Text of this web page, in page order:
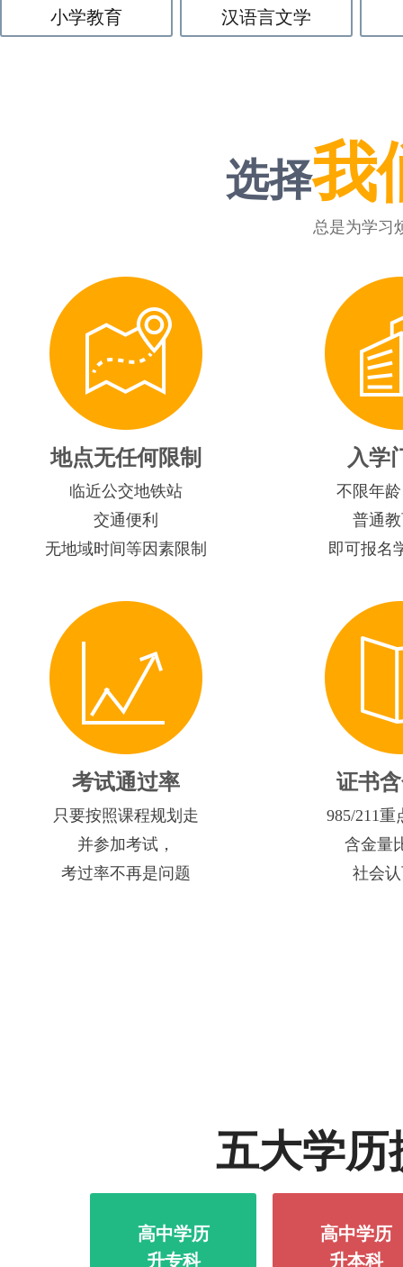
小学教育 汉语言文学
选择我
总是为学习
地点无任何限制
临近公交地铁站
交通便利
无地域时间等因素限制
入学
不限年
普通
即可报名
考试通过率
只要按照课程规划走
并参加考试，
考过率不再是问题
证书
985/211重
含金量
社会
五大学历
高中学历
升专科
高中学历
升本科